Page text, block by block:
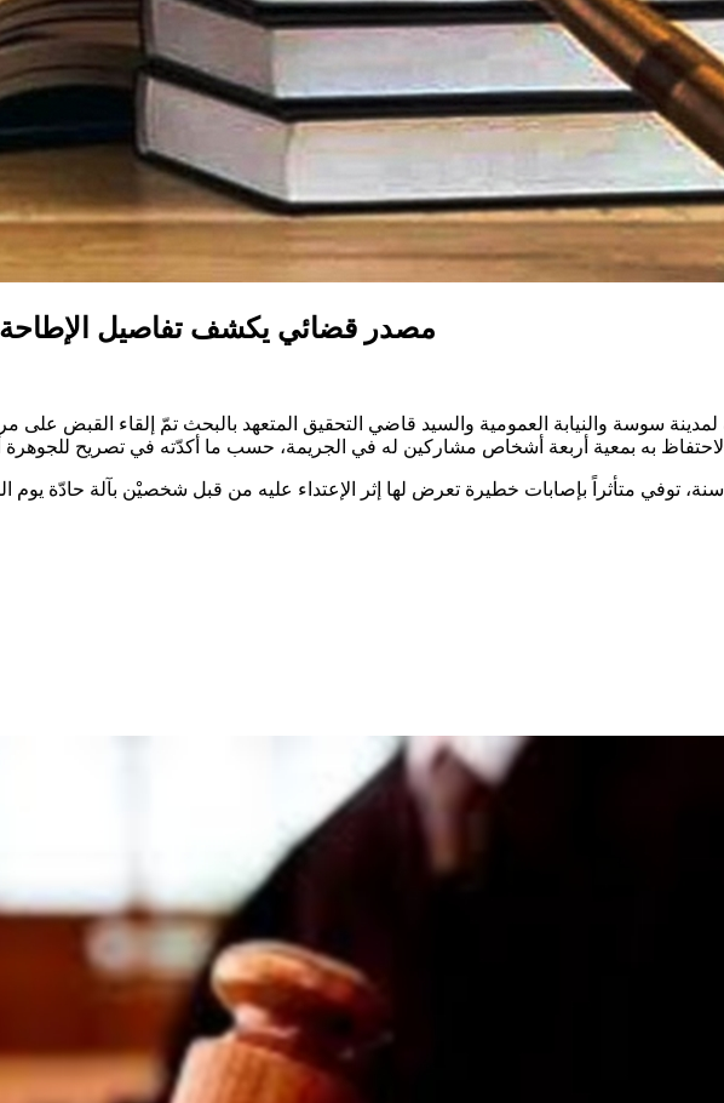
مصدر قضائي يكشف تفاصيل
يذكر أنّ الضحية الذي يبلغ من العمر 24 سنة، توفي متأثراً بإصابات خطيرة تعرض لها إثر الإعتداء عليه من قبل